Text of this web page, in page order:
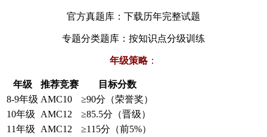
官方真题库：下载历年完整试题
专题分类题库：按知识点分级训练
​年级策略​​：
年级 推荐竞赛
目标分数
8-9年级 AMC10
≥90分（荣誉奖）
10年级
AMC12
≥85.5分（晋级）
11年级
AMC12 ≥115分（前5%）